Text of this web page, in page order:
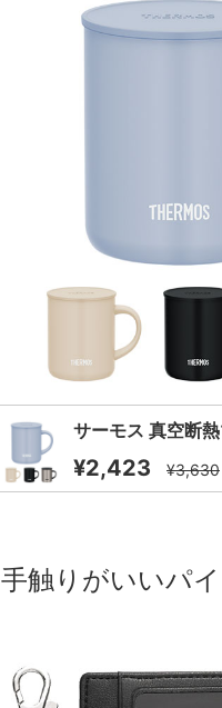
サーモス 真空断
¥2,423 ¥3,630
手触りがいいパ